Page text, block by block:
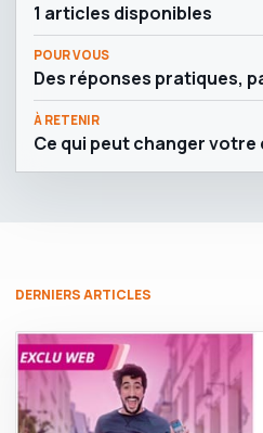
1 articles disponibles
POUR VOUS
Des réponses pratiques,
À RETENIR
Ce qui peut changer
DERNIERS ARTICLES